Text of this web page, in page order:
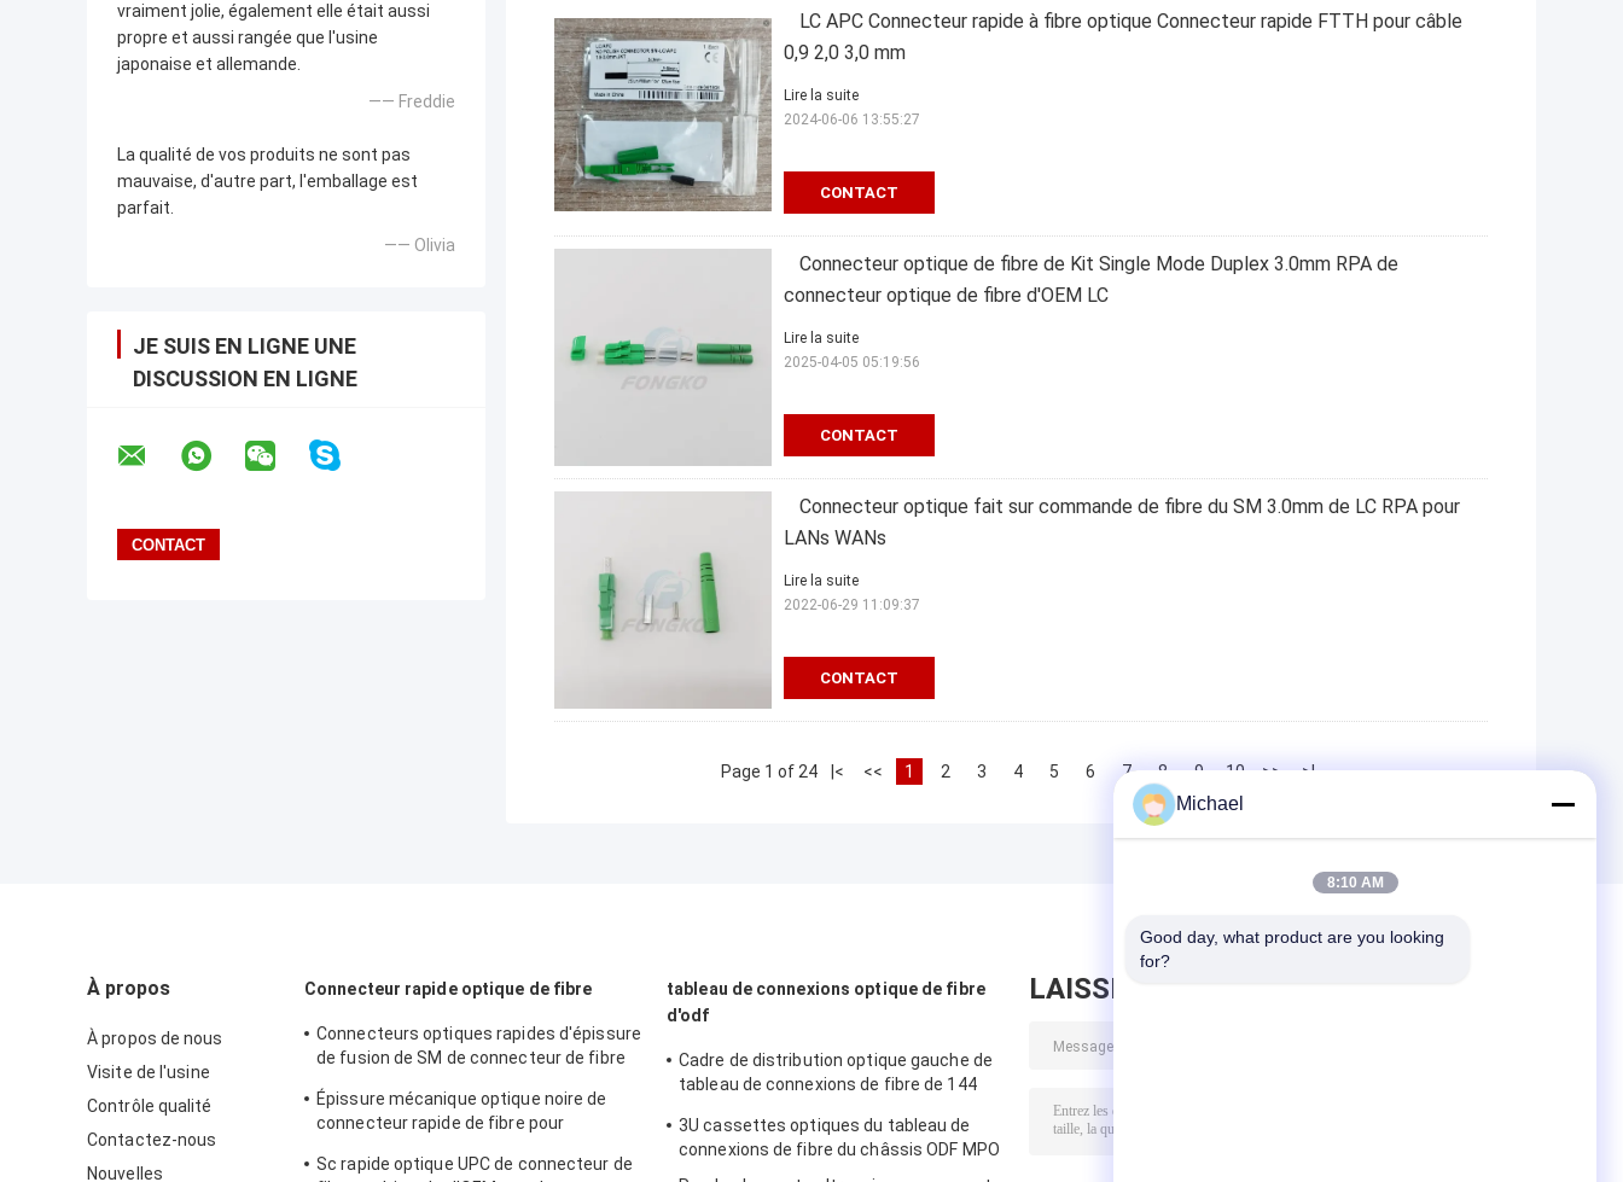
vraiment jolie, également elle était aussi
propre et aussi rangée que l'usine
japonaise et allemande.
—— Freddie
La qualité de vos produits ne sont pas
mauvaise, d'autre part, l'emballage est
parfait.
—— Olivia
JE SUIS EN LIGNE UNE
DISCUSSION EN LIGNE
LC APC Connecteur rapide à fibre optique Connecteur rapide FTTH pour câble
0,9 2,0 3,0 mm
CONTACT
Lire la suite
2024-06-06 13:55:27
Connecteur optique de fibre de Kit Single Mode Duplex 3.0mm RPA de
connecteur optique de fibre d'OEM LC
CONTACT
Lire la suite
2025-04-05 05:19:56
Connecteur optique fait sur commande de fibre du SM 3.0mm de LC RPA pour
LANs WANs
CONTACT
Lire la suite
2022-06-29 11:09:37
Page 1 of 24 |< << 1 2 3 4 5 6 7 8 9 10 >> >|
À propos
À propos de nous
Visite de l'usine
Contrôle qualité
Contactez-nous
Nouvelles
Connecteur rapide optique de fibre
Connecteurs optiques rapides d'épissure
de fusion de SM de connecteur de fibre
Épissure mécanique optique noire de
connecteur rapide de fibre pour
Sc rapide optique UPC de connecteur de
tableau de connexions optique de fibre
d'odf
Cadre de distribution optique gauche de
tableau de connexions de fibre de 144
3U cassettes optiques du tableau de
connexions de fibre du châssis ODF MPO
LAISSEZ UN MESSAGE
Michael
8:10 AM
Good day, what product are you looking
for?